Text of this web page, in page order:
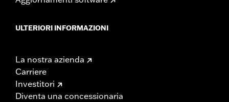
ULTERIORI INFORMAZIONI
La nostra azienda
Carriere
Investitori
Diventa una concessionaria